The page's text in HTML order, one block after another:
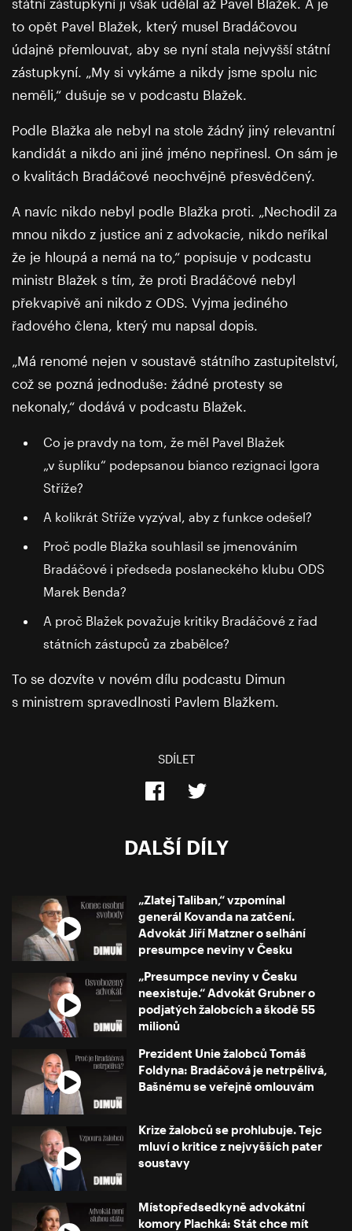
to opět Pavel Blažek, který musel Bradáčovou
údajně přemlouvat, aby se nyní stala nejvyšší státní
zástupkyní. „My si vykáme a nikdy jsme spolu nic
neměli,“ dušuje se v podcastu Blažek.
Podle Blažka ale nebyl na stole žádný jiný relevantní
kandidát a nikdo ani jiné jméno nepřinesl. On sám je
o kvalitách Bradáčové neochvějně přesvědčený.
A navíc nikdo nebyl podle Blažka proti. „Nechodil za
mnou nikdo z justice ani z advokacie, nikdo neříkal
že je hloupá a nemá na to,“ popisuje v podcastu
ministr Blažek s tím, že proti Bradáčové nebyl
překvapivě ani nikdo z ODS. Vyjma jediného
řadového člena, který mu napsal dopis.
„Má renomé nejen v soustavě státního zastupitelství,
což se pozná jednoduše: žádné protesty se
nekonaly,“ dodává v podcastu Blažek.
Co je pravdy na tom, že měl Pavel Blažek
„v šuplíku“ podepsanou bianco rezignaci Igora
Stříže?
A kolikrát Stříže vyzýval, aby z funkce odešel?
Proč podle Blažka souhlasil se jmenováním
Bradáčové i předseda poslaneckého klubu ODS
Marek Benda?
A proč Blažek považuje kritiky Bradáčové z řad
státních zástupců za zbabělce?
To se dozvíte v novém dílu podcastu Dimun
s ministrem spravedlnosti Pavlem Blažkem.
SDÍLET
DALŠÍ DÍLY
„Zlatej Taliban,“ vzpomínal
generál Kovanda na zatčení.
Advokát Jiří Matzner o selhání
presumpce neviny v Česku
„Presumpce neviny v Česku
neexistuje.“ Advokát Grubner o
podjatých žalobcích a škodě 55
milionů
Prezident Unie žalobců Tomáš
Foldyna: Bradáčová je netrpělivá,
Bašnému se veřejně omlouvám
Krize žalobců se prohlubuje. Tejc
mluví o kritice z nejvyšších pater
soustavy
Místopředsedkyně advokátní
komory Plachká: Stát chce mít